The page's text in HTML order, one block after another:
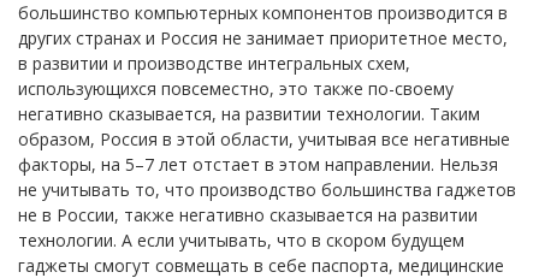
большинство компьютерных компонентов производится в
других странах и Россия не занимает приоритетное место,
в развитии и производстве интегральных схем,
использующихся повсеместно, это также по-своему
негативно сказывается, на развитии технологии. Таким
образом, Россия в этой области, учитывая все негативные
факторы, на 5–7 лет отстает в этом направлении. Нельзя
не учитывать то, что производство большинства гаджетов
не в России, также негативно сказывается на развитии
технологии. А если учитывать, что в скором будущем
гаджеты смогут совмещать в себе паспорта, медицинские